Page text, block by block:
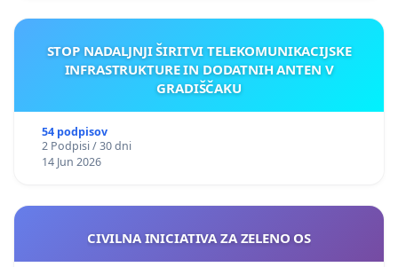
STOP NADALJNJI ŠIRITVI TELEKOMUNIKACIJSKE
INFRASTRUKTURE IN DODATNIH ANTEN V
GRADIŠČAKU
54 podpisov
2 Podpisi / 30 dni
14 Jun 2026
CIVILNA INICIATIVA ZA ZELENO OS